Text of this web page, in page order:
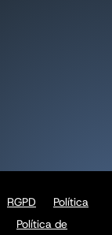
RGPD
Política
Política de